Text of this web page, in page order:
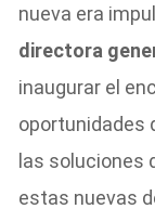
nueva era
directora
inaugurar el
oportunidades
las soluciones
estas nuevas